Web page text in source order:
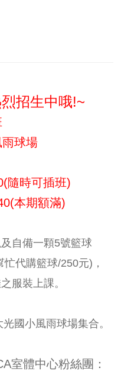
招生中哦!~
雨球場
隨時可插班)
本期額滿)
自備一顆5號籃球
代購籃球/250元)，
服裝上課。
國小風雨球場集合。
室體中心粉絲團：